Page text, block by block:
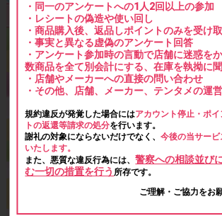
・同一のアンケートへの1人2回以上の参加
・レシートの偽造や使い回し
・商品購入後、返品しポイントのみを受け
・事実と異なる虚偽のアンケート回答
・アンケート参加時の言動で店舗に迷惑を
数商品を全て別会計にする、在庫を執拗に聞
・店舗やメーカーへの直接の問い合わせ
・その他、店舗、メーカー、テンタメの運
規約違反が発覚した場合にはアカウント停止・ポ
トの返還等請求の処分を行います。
謝礼の対象にならないだけでなく、今後の当サー
いたします。
また、悪質な違反行為には、警察への相談並び
む一切の措置を行う 所存です。
ご理解・ご協力をお